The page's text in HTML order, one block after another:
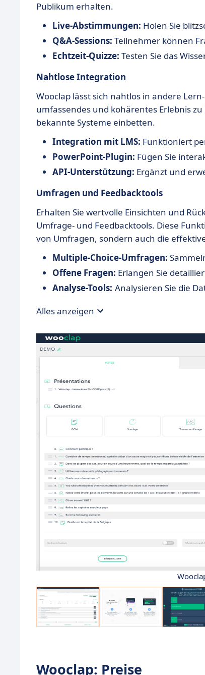
Publikum erhalten.
Live-Abstimmungen: Holen Sie
Q&A-Sessions: Teilnehmer können
Echtzeit-Quizze: Testen Sie das
Nahtlose Integration
Wooclap lässt sich nahtlos in andere
umfassendes und kohärentes Erlebnis
bekannte Systeme einbetten.
Integration mit LMS: Funktioniert
PowerPoint-Plugin: Fügen Sie
API-Unterstützung: Ergänzt und
Umfragen und Feedbacktools
Erhalten Sie wertvolle Einsichten und
Umfrage- und Feedbacktools. Diese
von Umfragen, sondern auch die
Multiple-Choice-Umfragen:
Offene Fragen: Erlangen Sie
Analyse-Tools: Analysieren Sie die
Alles anzeigen
Wooclap: Preise